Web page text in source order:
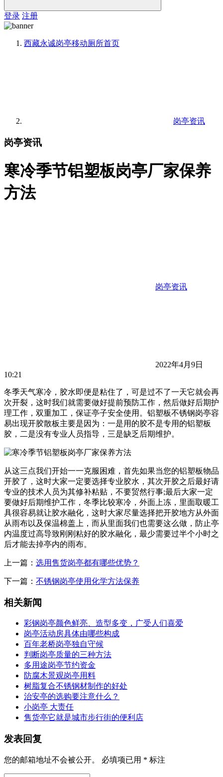
登录 注册
西藏永诚岗亭移动厕所首页
岗亭资讯
岗亭资讯
寒冷季节铝塑板岗亭厂家保养
方法
岗亭资讯
2022年4月9日
10:21
冬季天气寒冷，胶水即便是粘住了，可是过不了一天它就会再
次开裂，这时我们就需要做好提前预防工作，然后做好后期护
理工作，双重加工，保证亭子安全使用。铝塑板不锈钢岗亭容
易出现开胶散板主要是因为：一是用的胶不是专用的铝塑板
胶，二是没有专业人员指导，三是缺乏后期维护。
从这三点我们开始一一克服困难，首先如果当您的铝塑板物品
开胶了，这时大家一定要选择专业胶水，其次开胶之后最好请
专业的技术人员为其修补粘贴，不要贸然行事;最后大家一定
要做好后期维护工作，冬季比较寒冷，外面上冻，里面取暖工
具很容易就让胶水融化，这时大家尽量选择把开胶地方从外面
从雨布以及保温棉盖上，而从里面我们也需要这么做，防止亭
内温度过高导致刚刚粘好的胶水融化，最少需要过半个小时之
后才能去掉亭内的雨布。
上一篇： 选用售货岗亭都有哪些优势？
下一篇： 不锈钢岗亭使用化学方法保养
相关新闻
彩钢岗亭颜色鲜亮、造型多变，广受人们喜爱
岗亭活动房具体由哪些构成
百年老桥岗亭独自守候
判断岗亭质量的三种方法
多用途岗亭节约资金
防腐木景观岗亭用料
树脂复合不锈钢材制作的好处
治安亭的选购要注意什么？
小岗亭 大责任
售货亭它就是城市步行街的便利店
发表回复
您的邮箱地址不会被公开。 必填项已用 * 标注